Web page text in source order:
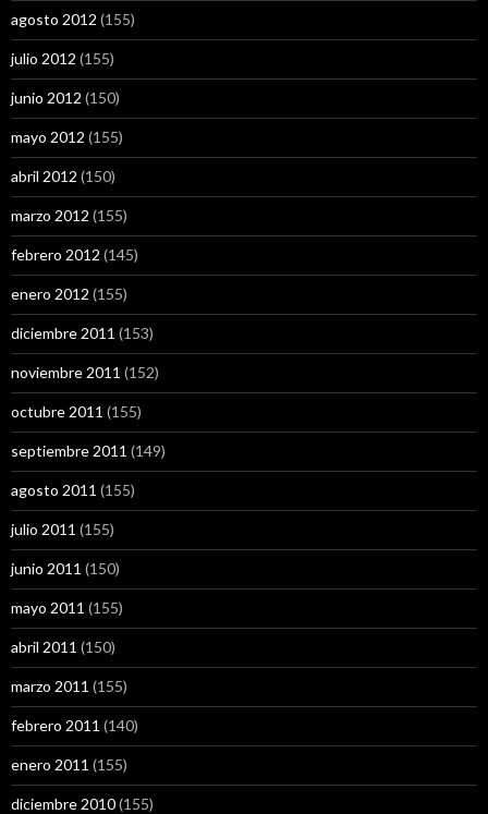
agosto 2012 (155)
julio 2012 (155)
junio 2012 (150)
mayo 2012 (155)
abril 2012 (150)
marzo 2012 (155)
febrero 2012 (145)
enero 2012 (155)
diciembre 2011 (153)
noviembre 2011 (152)
octubre 2011 (155)
septiembre 2011 (149)
agosto 2011 (155)
julio 2011 (155)
junio 2011 (150)
mayo 2011 (155)
abril 2011 (150)
marzo 2011 (155)
febrero 2011 (140)
enero 2011 (155)
diciembre 2010(155)